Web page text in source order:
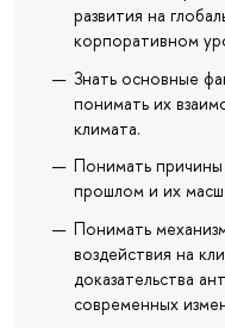
развития на
корпоративном
Знать основные
понимать их
климата.
Понимать
прошлом и их
Понимать
воздействия на
доказательства
современных